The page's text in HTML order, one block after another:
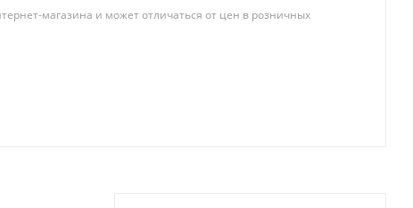
магазина и может отличаться от цен в розничных